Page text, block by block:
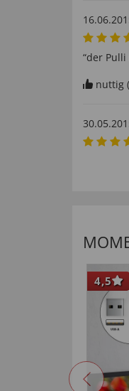
“der
nuttig (
4,5